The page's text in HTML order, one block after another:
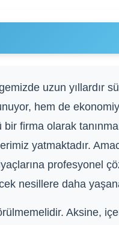
uzun yıllardır
hem de
firma olarak
yatmaktadır.
profesyonel
nesillere daha
Aksine,